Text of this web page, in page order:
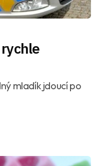
mladík jdoucí po